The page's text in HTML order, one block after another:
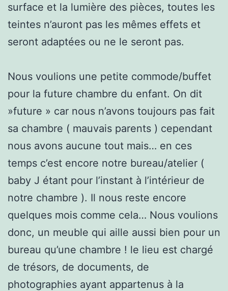
surface et la lumière des pièces, toutes les
teintes n’auront pas les mêmes effets et
seront adaptées ou ne le seront pas.
Nous voulions une petite commode/buffet
pour la future chambre du enfant. On dit
»future » car nous n’avons toujours pas fait
sa chambre ( mauvais parents ) cependant
nous avons aucune tout mais… en ces
temps c’est encore notre bureau/atelier (
baby J étant pour l’instant à l’intérieur de
notre chambre ). Il nous reste encore
quelques mois comme cela… Nous voulions
donc, un meuble qui aille aussi bien pour un
bureau qu’une chambre ! le lieu est chargé
de trésors, de documents, de
photographies ayant appartenus à la